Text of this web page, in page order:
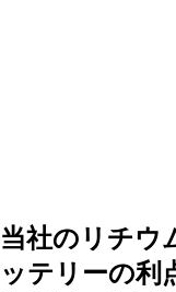
当社のリチウ
ッテリーの利